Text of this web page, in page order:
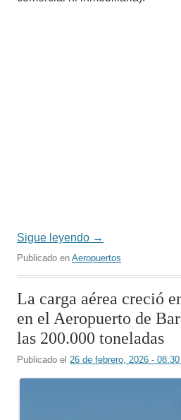
Sigue leyendo →
Publicado en Aeropuertos
La carga aérea creció
en el Aeropuerto de
las 200.000 toneladas
Publicado el 26 de febrero, 2026 -